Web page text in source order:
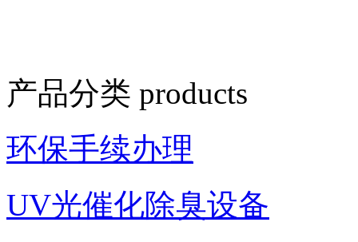
产品分类 products
环保手续办理
UV光催化除臭设备